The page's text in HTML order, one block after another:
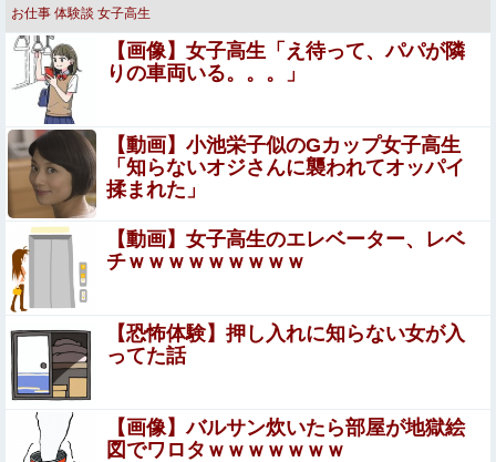
しすぎる暴言に絶句←孫の気持ちを無下にする最低ババア
オコエ瑠偉、メキシコに渡って2球団を即クビ→SNS更新
が3ヶ月間止まって消息不明に
【閲覧注意】メキシコの街中で生配信した結果…麻薬カル
テルがやって来て、たった3秒で…（動画あり）
【動画】御当地アイドルだった頃の今田美桜、レベチｗｗ
ｗｗｗｗｗｗｗｗｗｗｗｗｗｗｗｗ
エロ漫画『この気持ちの名前を教えて』をrawやhitomi
を使わずに無料で読む方法│とりの屋
【神乳】脱いだら凄いボーイッシュ女子、ボーイッシュが
どうでも良くなる ”おっぱい” がこちらｗｗｗｗｗ
ドンキのうなぎ食べた14人が食中毒…3歳児から75歳まで
被害
葬送のフリーレン フェルンを脱がしていくエ□クリッカー
ゲーム 一級魔法使い、簡単に催眠術にかかる。
お仕事 体験談 女子高生
【画像】女子高生「え待って、パパが隣
りの車両いる。。。」
【動画】小池栄子似のGカップ女子高生
「知らないオジさんに襲われてオッパイ
揉まれた」
【動画】女子高生のエレベーター、レベ
チｗｗｗｗｗｗｗｗｗ
【恐怖体験】押し入れに知らない女が入
ってた話
【画像】バルサン炊いたら部屋が地獄絵
図でワロタｗｗｗｗｗｗｗ